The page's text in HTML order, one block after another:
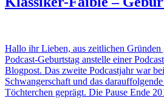
Hallo ihr Lieben, aus zeitlichen Gründen
Podcast-Geburtstag anstelle einer
Blogpost. Das zweite Podcastjahr war
Schwangerschaft und das
Töchterchen geprägt. Die Pause Ende